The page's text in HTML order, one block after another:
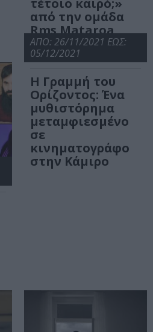
από την ομάδα
Rms Mataroa
στην Κάμιρο
ΑΠΟ: 26/11/2021 ΕΩΣ:
05/12/2021
Η Γραμμή του
Ορίζοντος: Ένα
μυθιστόρημα
μεταμφιεσμένο
σε
κινηματογράφο
στην Κάμιρο